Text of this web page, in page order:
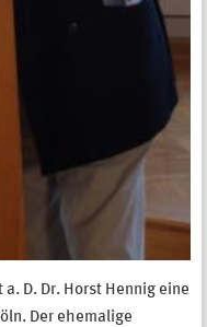
D. Dr. Horst Hennig eine
Der ehemalige